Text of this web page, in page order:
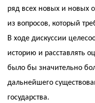
ряд всех новых и новых
из вопросов, который
В ходе дискуссии
историю и расставлять
было бы значительно
дальнейшего
государства.